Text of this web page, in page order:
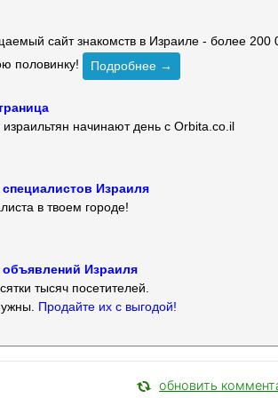
сайт знакомств в Израиле - более 200
половинку!
Подробнее →
начинают день с Orbita.co.il
Израиля
в твоем городе!
Израиля
тысяч посетителей.
Продайте их с выгодой!
обновить